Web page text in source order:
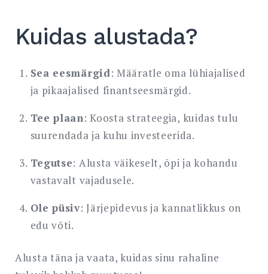
Kuidas alustada?
Sea eesmärgid: Määratle oma lühiajalised
ja pikaajalised finantseesmärgid.
Tee plaan: Koosta strateegia, kuidas tulu
suurendada ja kuhu investeerida.
Tegutse: Alusta väikeselt, õpi ja kohandu
vastavalt vajadusele.
Ole püsiv: Järjepidevus ja kannatlikkus on
edu võti.
Alusta täna ja vaata, kuidas sinu rahaline